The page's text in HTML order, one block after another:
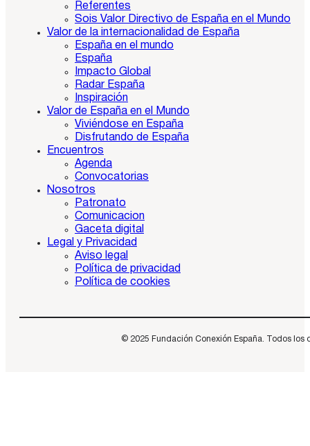
Referentes
Sois Valor Directivo de España en el Mundo
Valor de la internacionalidad de España
España en el mundo
España
Impacto Global
Radar España
Inspiración
Valor de España en el Mundo
Viviéndose en España
Disfrutando de España
Encuentros
Agenda
Convocatorias
Nosotros
Patronato
Comunicacion
Gaceta digital
Legal y Privacidad
Aviso legal
Política de privacidad
Política de cookies
© 2025 Fundación Conexión España. Todos los